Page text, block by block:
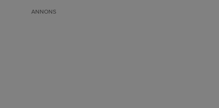
ANNONS